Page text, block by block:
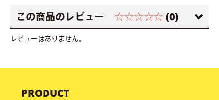
この商品のレビュー ☆☆☆☆☆ (0)
レビューはありません。
PRODUCT